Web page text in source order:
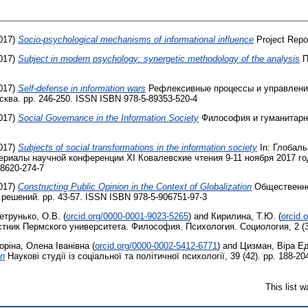
Socio-psychological mechanisms of informational influence Project
Subject in modern psychology: synergetic methodology of the analysis
Self-defense in information wars Рефлексивные процессы и
pp. 246-250. ISSN ISBN 978-5-89353-520-4
Social Governance in the Information Society Философия и
Subjects of social transformations in the information society In:
научной конференции XI Ковалевские чтения 9-11 ноября 2017
274-7
Constructing Public Opinion in the Context of Globalization
pp. 43-57. ISSN ISBN 978-5-906751-97-3
О.В. (orcid.org/0000-0001-9023-5265) and Кирилина, Т.Ю. (
Пермского университета. Философия. Психология. Социология, 2
Олена Іванівна (orcid.org/0000-0002-5412-6771 ) and
Цизман, Віра
Наукові студії із соціальної та політичної психології, 39 (42). pp. 188-
This list